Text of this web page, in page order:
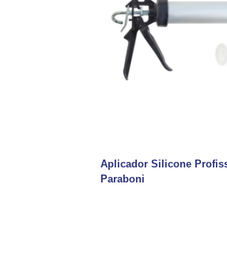
Aplicador Silicone
Paraboni